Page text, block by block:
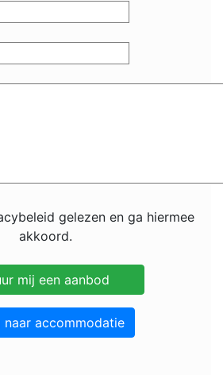
gelezen en ga hiermee
akkoord.
naar accommodatie